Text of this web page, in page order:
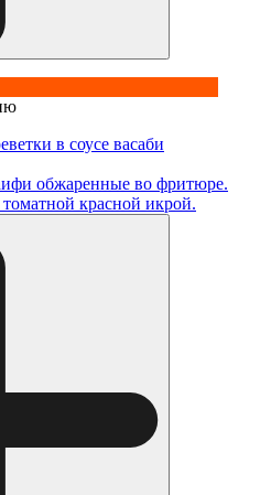
в соусе васаби
обжаренные во фритюре.
красной икрой.